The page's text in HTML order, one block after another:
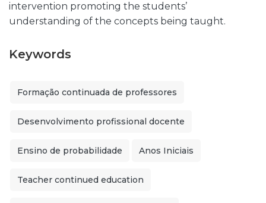
intervention promoting the students’
understanding of the concepts being taught.
Keywords
Formação continuada de professores
Desenvolvimento profissional docente
Ensino de probabilidade Anos Iniciais
Teacher continued education